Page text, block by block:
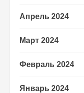
Апрель 2024
Март 2024
Февраль 2024
Январь 2024